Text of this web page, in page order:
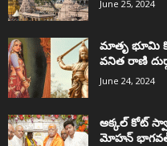
June 25, 2024
మాతృ భూమి
వనిత రాణి
June 24, 2024
అక్కల్‌ కోట్‌
మోహన్